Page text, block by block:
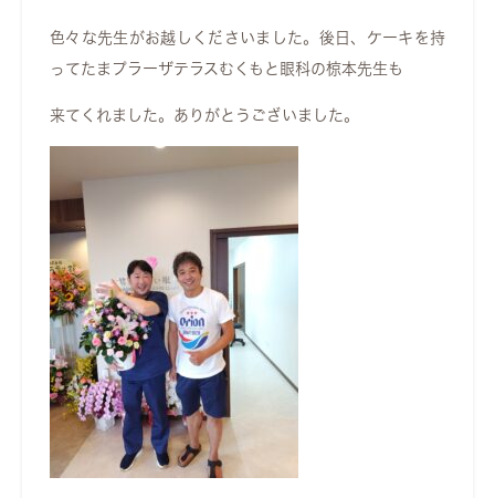
色々な先生がお越しくださいました。後日、ケーキを持
ってたまプラーザテラスむくもと眼科の椋本先生も
来てくれました。ありがとうございました。